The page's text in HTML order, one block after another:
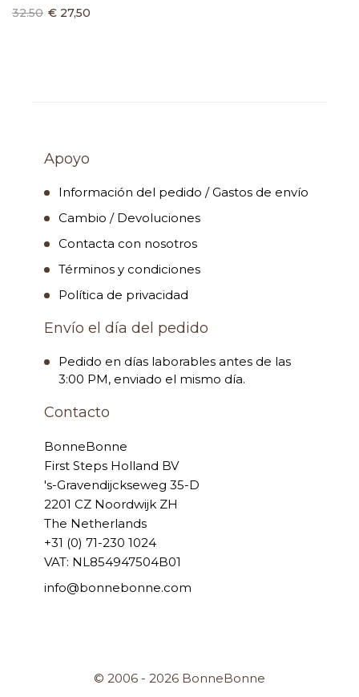
32.50 € 27,50
Apoyo
Información del pedido / Gastos de envío
Cambio / Devoluciones
Contacta con nosotros
Términos y condiciones
Política de privacidad
Envío el día del pedido
Pedido en días laborables antes de las
3:00 PM, enviado el mismo día.
Contacto
BonneBonne
First Steps Holland BV
's-Gravendijckseweg 35-D
2201 CZ Noordwijk ZH
The Netherlands
+31 (0) 71-230 1024
VAT: NL854947504B01
info@bonnebonne.com
© 2006 - 2026 BonneBonne